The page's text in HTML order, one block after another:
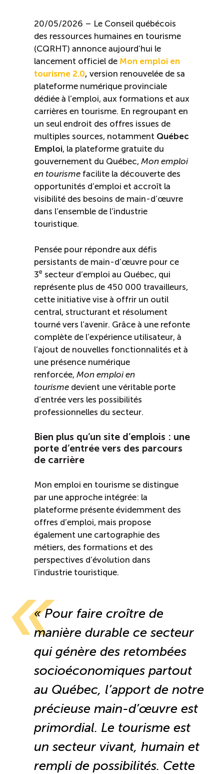
Diffusion d’offres d’emploi en ligne
Programmes d’aide et subventions
Recrutement de travailleurs étrangers
Ressources
Compétences et formations
Nouvelles formations
Formation sur mesure
Cuisinier : alternance travail-étude
Apprentissage en milieu de travail
Reconnaissance des compétences
Bilan et reconnaissance des acquis
Initiatives
Destination IA
Diagnostic Nord-du-Québec
Métiers et carrières en tourisme
Norme entretien ménager
Boomerang
Chantier sur la saisonnalité
Devenir membre
Catalogue de formations en ligne
ÉTUDES
TOURISME
NOUVELLES
DU CQRHT
20/05/2026 – Le Conseil québécois
des ressources humaines en tourisme
(CQRHT) annonce aujourd’hui le
lancement officiel de Mon emploi en
tourisme 2.0, version renouvelée de sa
plateforme numérique provinciale
dédiée à l’emploi, aux formations et aux
carrières en tourisme. En regroupant en
un seul endroit des offres issues de
multiples sources, notamment Québec
Emploi, la plateforme gratuite du
gouvernement du Québec, Mon emploi
en tourisme facilite la découverte des
opportunités d’emploi et accroît la
visibilité des besoins de main-d’œuvre
dans l’ensemble de l’industrie
touristique.
Pensée pour répondre aux défis
persistants de main-d’œuvre pour ce
3e secteur d’emploi au Québec, qui
représente plus de 450 000 travailleurs,
cette initiative vise à offrir un outil
central, structurant et résolument
tourné vers l’avenir. Grâce à une refonte
complète de l’expérience utilisateur, à
l’ajout de nouvelles fonctionnalités et à
une présence numérique
renforcée, Mon emploi en
tourisme devient une véritable porte
d’entrée vers les possibilités
professionnelles du secteur.
Bien plus qu’un site d’emplois : une
porte d’entrée vers des parcours
de carrière
Mon emploi en tourisme se distingue
par une approche intégrée: la
plateforme présente évidemment des
offres d’emploi, mais propose
également une cartographie des
métiers, des formations et des
perspectives d’évolution dans
l’industrie touristique.
« Pour faire croître de
manière durable ce secteur
qui génère des retombées
socioéconomiques partout
au Québec, l’apport de notre
précieuse main-d’œuvre est
primordial. Le tourisme est
un secteur vivant, humain et
rempli de possibilités. Cette